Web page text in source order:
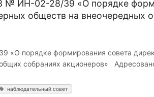
№ ИН-02-28/39 «О порядке
обществ на внеочередных
«О порядке формирования совета
собраниях акционеров»
наблюдательный совет